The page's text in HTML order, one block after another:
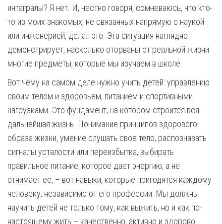
интегралы? Я нет. И, честно говоря, сомневаюсь, что кто-
то из моих знакомых, не связанных напрямую с наукой
или инженерией, делал это. Эта ситуация наглядно
демонстрирует, насколько оторваны от реальной жизни
многие предметы, которые мы изучаем в школе.
Вот чему на самом деле нужно учить детей: управлению
своим телом и здоровьем, питанием и спортивными
нагрузками. Это фундамент, на котором строится вся
дальнейшая жизнь. Понимание принципов здорового
образа жизни, умение слушать свое тело, распознавать
сигналы усталости или переизбытка, выбирать
правильное питание, которое дает энергию, а не
отнимает ее, – вот навыки, которые пригодятся каждому
человеку, независимо от его профессии. Мы должны
научить детей не только тому, как выжить, но и как по-
настоящему жить – качественно, активно и здорово.